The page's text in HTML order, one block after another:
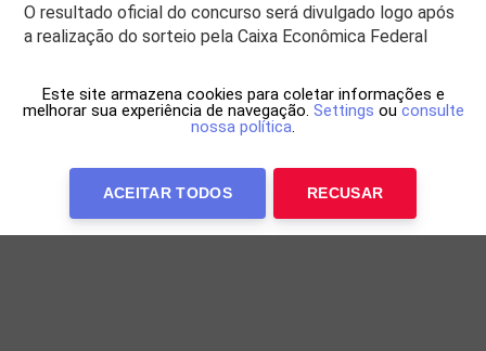
O resultado oficial do concurso será divulgado logo após
a realização do sorteio pela Caixa Econômica Federal
Este site armazena cookies para coletar informações e
melhorar sua experiência de navegação. Settings ou consulte
nossa política.
ACEITAR TODOS RECUSAR